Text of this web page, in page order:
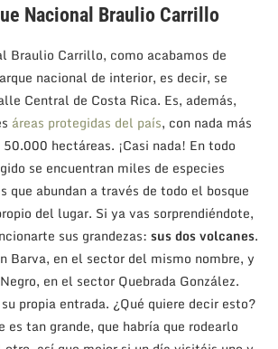
Nacional Braulio Carrillo
Braulio Carrillo, como acabamos de
nacional de interior, es decir, se
Central de Costa Rica. Es, además,
áreas protegidas del país, con nada más
hectáreas. ¡Casi nada! En todo
se encuentran miles de especies
que abundan a través de todo el bosque
del lugar. Si ya vas sorprendiéndote,
sus grandezas: sus dos volcanes.
Barva, en el sector del mismo nombre, y
en el sector Quebrada González.
propia entrada. ¿Qué quiere decir esto?
es tan grande, que habría que rodearlo